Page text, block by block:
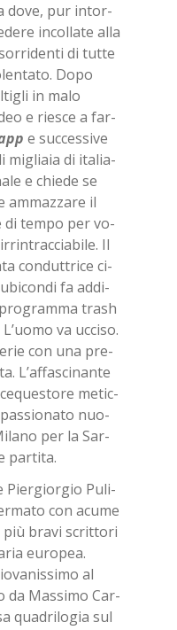
dove, pur in­tor­
in­col­la­te alla
di tut­te
Dopo
in malo
e rie­sce a far­
e suc­ces­si­ve
mi­glia­ia di ita­lia­
e chie­de se
am­maz­za­re il
di tem­po per vo­
Il
con­dut­tri­ce ci­
fa ad­di­
trash
va uc­ci­so.
con una pre­
L’af­fa­sci­nan­te
me­tic­
nuo­
per la Sar­
par­ti­ta.
Pier­gior­gio Pu­li­
con acu­me
più bra­vi scrit­to­ri
eu­ro­pea.
al
da Mas­si­mo Car­
qua­dri­lo­gia sul